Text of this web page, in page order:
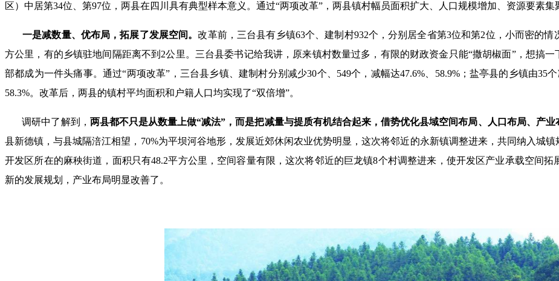
区）中居第34位、第97位，两县在四川具有典型样本意义。通过“两项改革”，两县镇村幅员面积扩大、人口规模增加、资源要素集
一是减数量、优布局，拓展了发展空间。改革前，三台县有乡镇63个、建制村932个，分别居全省第3位和第2位，小而密的
方公里，有的乡镇驻地间隔距离不到2公里。三台县委书记给我讲，原来镇村数量过多，有限的财政资金只能“撒胡椒面”，想搞
部都成为一件头痛事。通过“两项改革”，三台县乡镇、建制村分别减少30个、549个，减幅达47.6%、58.9%；盐亭县的乡镇由35
58.3%。改革后，两县的镇村平均面积和户籍人口均实现了“双倍增”。
调研中了解到， 两县都不只是从数量上做“减法”，而是把减量与提质有机结合起来，借势优化县域空间布局、人口布局、产业
县新德镇，与县城隔涪江相望，70%为平坝河谷地形，发展近郊休闲农业优势明显，这次将邻近的永新镇调整进来，共同纳入城
开发区所在的麻秧街道，面积只有48.2平方公里，空间容量有限，这次将邻近的巨龙镇8个村调整进来，使开发区产业承载空间
新的发展规划，产业布局明显改善了。